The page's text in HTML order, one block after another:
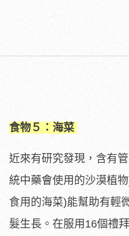
食物５：海菜
近來有研究發現，含有
統中藥會使用的沙漠植
食用的海菜)能幫助有輕
髮生長。在服用16個禮